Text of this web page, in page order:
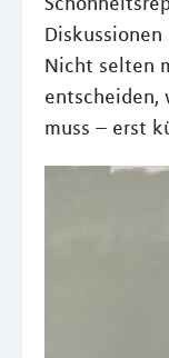
Nicht selten
entscheiden,
muss – erst